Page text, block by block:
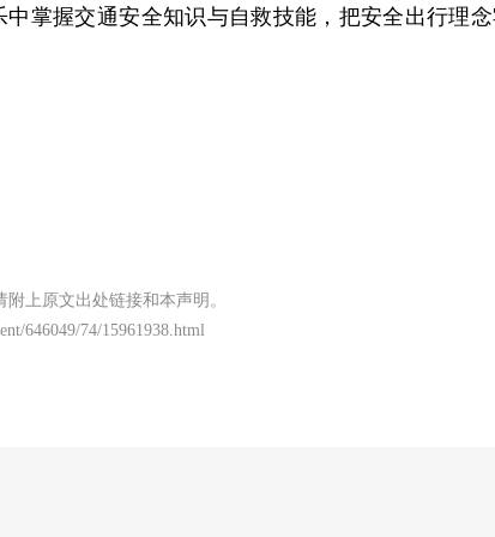
掌握交通安全知识与自救技能，把安全出行理
附上原文出处链接和本声明。
646049/74/15961938.html